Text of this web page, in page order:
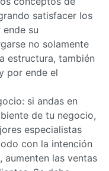
satisfacer los
su
no solamente
estructura, también
por ende el
si andas en
de tu negocio,
especialistas
con la intención
las ventas